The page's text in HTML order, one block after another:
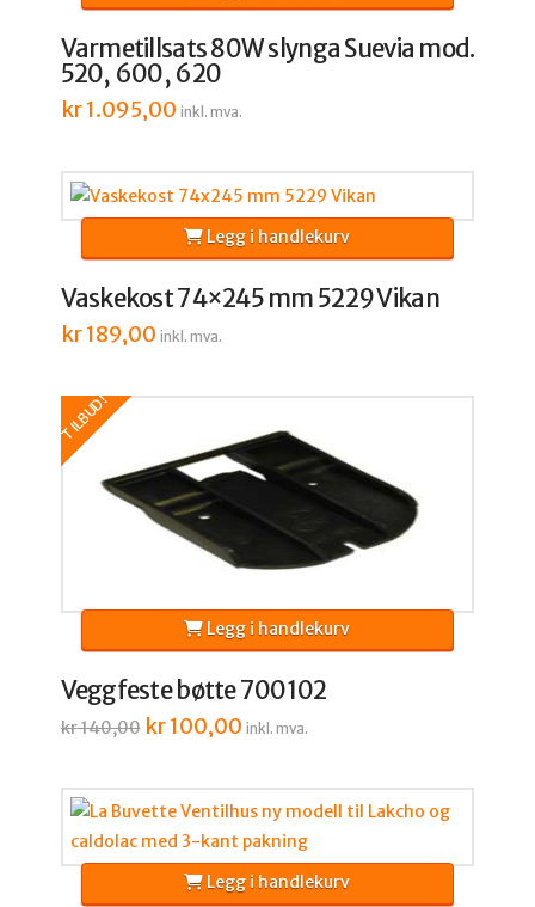
Varmetillsats 80W slynga Suevia mod.
520, 600, 620
kr1.095,00 inkl. mva.
Vaskekost 74×245 mm 5229 Vikan
kr189,00 inkl. mva.
Legg i handlekurv
TILBUD!
Veggfeste bøtte 700102
kr140,00 Opprinnelig
pris
kr100,00Nåværende
pris
inkl. mva.
Legg i handlekurv
Legg i handlekurv